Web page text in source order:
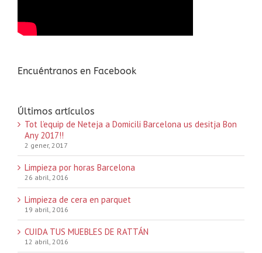
Encuéntranos en Facebook
Últimos artículos
Tot l’equip de Neteja a Domicili Barcelona us desitja Bon
Any 2017!!
2 gener, 2017
Limpieza por horas Barcelona
26 abril, 2016
Limpieza de cera en parquet
19 abril, 2016
CUIDA TUS MUEBLES DE RATTÁN
12 abril, 2016